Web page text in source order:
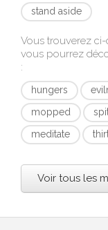
stand aside
Vous trouverez
vous pourrez
:
hungers
mopped
meditate
Voir tous les